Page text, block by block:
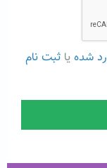
شده یا ثبت نام